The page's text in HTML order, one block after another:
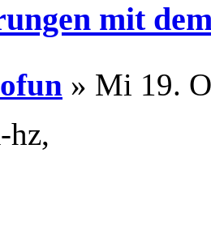
mit
» Mi 19.
hz,